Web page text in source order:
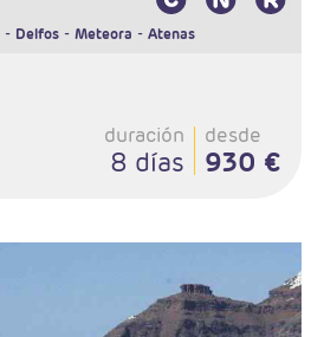
- Delfos- Meteora - Atenas
duración
8 días
desde
930 €